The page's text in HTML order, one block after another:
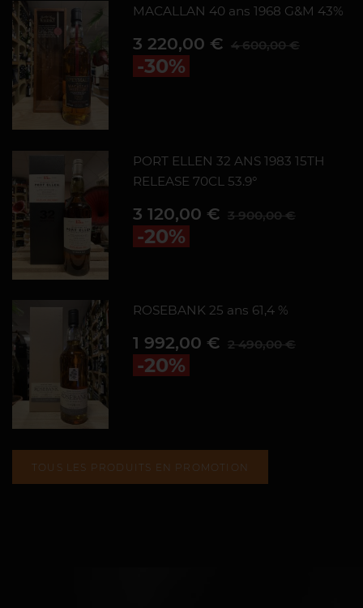
MACALLAN 40 ans 1968 G&M 43%
Prix
3 220,00 €
Prix de base4 600,00 €
-30%
PORT ELLEN 32 ANS 1983 15TH
RELEASE 70CL 53.9°
Prix
3 120,00 €
Prix de base3 900,00 €
-20%
ROSEBANK 25 ans 61,4 %
Prix
1 992,00 €
Prix de base2 490,00 €
-20%
TOUS LES PRODUITS EN PROMOTION